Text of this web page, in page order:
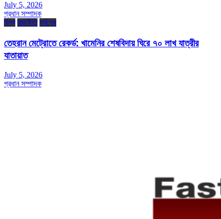
July 5, 2026
প্রধান সম্পাদক
বিশ্ব রাজনীতি সর্বশেষ
তেহরান মেট্রোতে রেকর্ড: খামেনির শেষবিদায় ঘিরে ৭০ লাখ যাত্রীর
যাতায়াত
July 5, 2026
প্রধান সম্পাদক